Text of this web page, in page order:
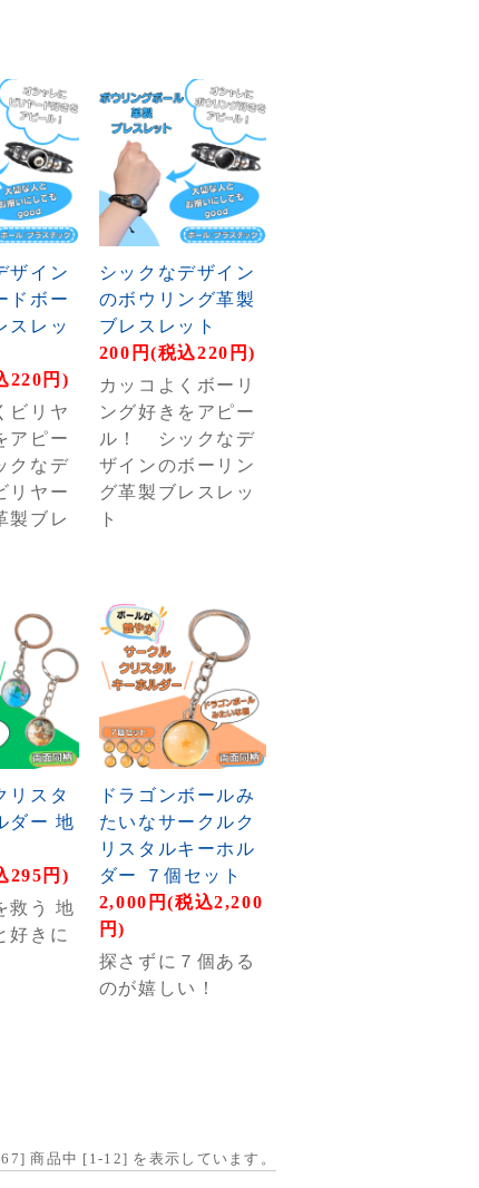
ザイン
ドボー
スレッ
220円)
ビリヤ
アピー
クなデ
リヤー
製ブレ
シックなデザイン
のボウリング革製
ブレスレット
200円(税込220円)
カッコよくボーリ
ング好きをアピー
ル！ シックなデ
ザインのボーリン
グ革製ブレスレッ
ト
リスタ
ダー 地
295円)
救う 地
好きに
ドラゴンボールみ
たいなサークルク
リスタルキーホル
ダー ７個セット
2,000円(税込2,200
円)
探さずに７個ある
のが嬉しい！
67] 商品中 [ 1-12] を表示しています。